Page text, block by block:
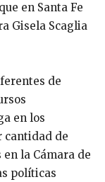
en Santa Fe
Gisela Scaglia
de
en los
cantidad de
la Cámara de
políticas